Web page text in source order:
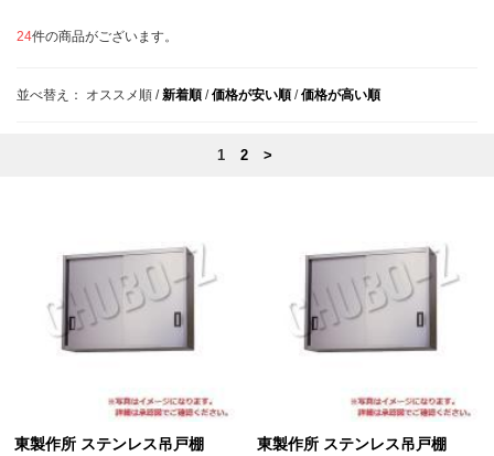
24件の商品がございます。
並べ替え： オススメ順 /新着順 /価格が安い順 /価格が高い順
1 2 >
東製作所 ステンレス吊戸棚
東製作所 ステンレス吊戸棚